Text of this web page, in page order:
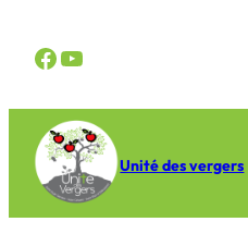
Unité des vergers